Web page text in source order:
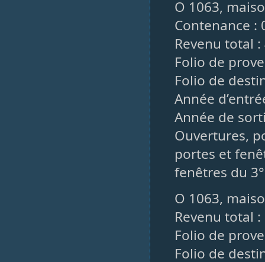
O 1063,
Contenance :
Revenu total
Folio de
Folio de
Année
Année de
Ouvertures,
portes et
fenêtres du
O 1063,
Revenu total
Folio de
Folio de